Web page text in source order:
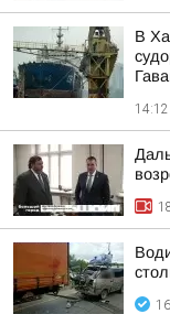
В
14:12